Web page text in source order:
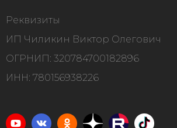
Реквизиты
ИП Чиликин Виктор Олегович
ОГРНИП: 320784700182896
ИНН: 780156938226